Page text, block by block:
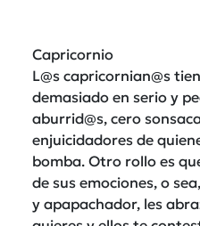
Capricornio
L@s capricornian@s
demasiado en serio y
aburrid@s, cero
enjuicidadores de
bomba. Otro rollo es
de sus emociones, o
y apapachador, les